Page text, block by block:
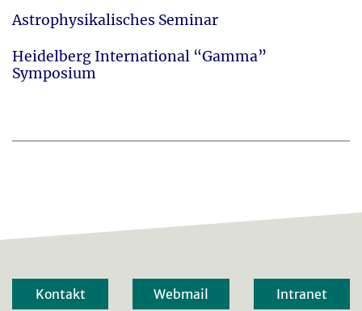
Astrophysikalisches Seminar
Heidelberg International “Gamma”
Symposium
Kontakt Webmail Intranet